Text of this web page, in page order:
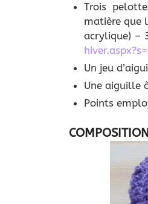
Trois
matière que
acrylique) –
Un jeu
Une aiguille
Points